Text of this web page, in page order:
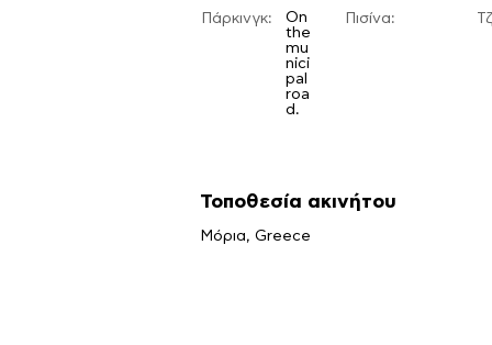
Πάρκινγκ:
On
the
mu
nici
pal
roa
d.
Πισίνα:
Τοποθεσία ακινήτου
Μόρια, Greece